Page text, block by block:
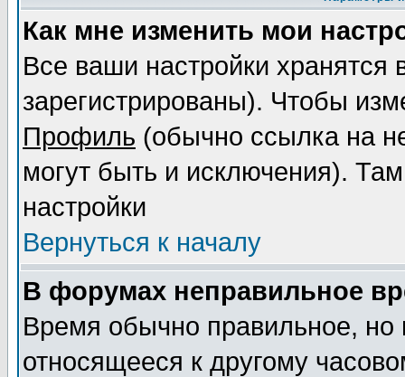
Как мне изменить мои
Все ваши настройки
зарегистрированы). Чтобы
Профиль (обычно ссылка на
могут быть и исключения).
настройки
Вернуться к началу
В форумах неправильное
Время обычно правильное,
относящееся к другому